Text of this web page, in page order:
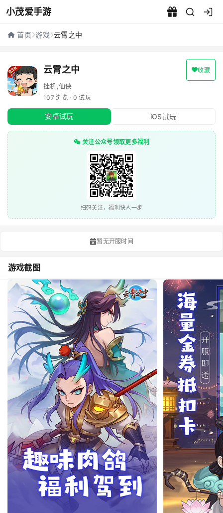
小茂爱手游
云霄之中 - 小茂爱手游
首页 游戏 云霄之中
云霄之中 收藏
挂机,仙侠
107 浏览 · 0 试玩
安卓试玩 iOS试玩
关注公众号领取更多福利
扫码关注，福利快人一步
暂无开服时间
游戏截图